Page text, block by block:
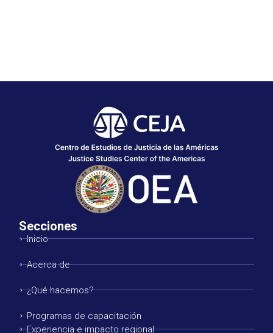
Secciones
Inicio
Acerca de
¿Qué hacemos?
Programas de capacitación
Experiencia e impacto regional